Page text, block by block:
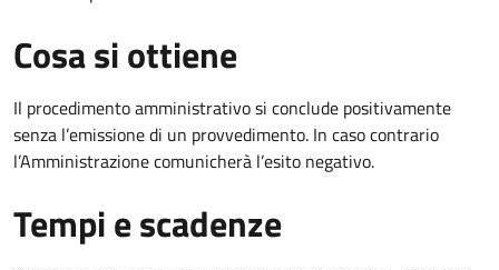
Cosa si ottiene
Il procedimento amministrativo si conclude positivamente
senza l’emissione di un provvedimento. In caso contrario
l’Amministrazione comunicherà l’esito negativo.
Tempi e scadenze